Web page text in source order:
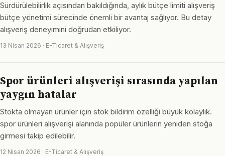
Sürdürülebilirlik açısından bakıldığında, aylık bütçe limiti alışveriş
bütçe yönetimi sürecinde önemli bir avantaj sağlıyor. Bu detay
alışveriş deneyimini doğrudan etkiliyor.
13 Nisan 2026 · E-Ticaret & Alışveriş
Spor ürünleri alışverişi sırasında yapılan
yaygın hatalar
Stokta olmayan ürünler için stok bildirim özelliği büyük kolaylık.
spor ürünleri alışverişi alanında popüler ürünlerin yeniden stoğa
girmesi takip edilebilir.
12 Nisan 2026 · E-Ticaret & Alışveriş